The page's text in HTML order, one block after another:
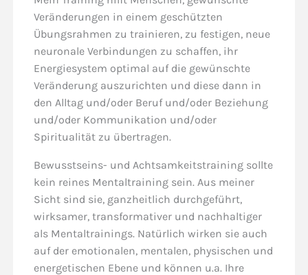
Veränderungen in einem geschützten
Übungsrahmen zu trainieren, zu festigen, neue
neuronale Verbindungen zu schaffen, ihr
Energiesystem optimal auf die gewünschte
Veränderung auszurichten und diese dann in
den Alltag und/oder Beruf und/oder Beziehung
und/oder Kommunikation und/oder
Spiritualität zu übertragen.
Bewusstseins- und Achtsamkeitstraining sollte
kein reines Mentaltraining sein. Aus meiner
Sicht sind sie, ganzheitlich durchgeführt,
wirksamer, transformativer und nachhaltiger
als Mentaltrainings. Natürlich wirken sie auch
auf der emotionalen, mentalen, physischen und
energetischen Ebene und können u.a. Ihre